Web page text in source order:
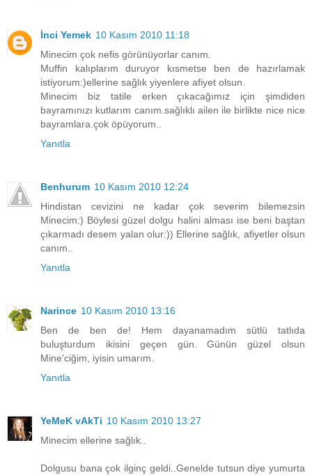
İnci Yemek 10 Kasım 2010 11:18
Minecim çok nefis görünüyorlar canım.
Muffin kalıplarım duruyor kısmetse ben de hazırlamak
istiyorum:)ellerine sağlık yiyenlere afiyet olsun.
Minecim biz tatile erken çıkacağımız için şimdiden
bayramınızı kutlarım canım.sağlıklı ailen ile birlikte nice nice
bayramlara.çok öpüyorum..
Yanıtla
Benhurum 10 Kasım 2010 12:24
Hindistan cevizini ne kadar çok severim bilemezsin
Minecim:) Böylesi güzel dolgu halini alması ise beni baştan
çıkarmadı desem yalan olur:)) Ellerine sağlık, afiyetler olsun
canım..
Yanıtla
Narince 10 Kasım 2010 13:16
Ben de ben de! Hem dayanamadım sütlü tatlıda
buluşturdum ikisini geçen gün. Günün güzel olsun
Mine'ciğim, iyisin umarım.
Yanıtla
YeMeK vAkTi 10 Kasım 2010 13:27
Minecim ellerine sağlık..
Dolgusu bana çok ilginç geldi..Genelde tutsun diye yumurta